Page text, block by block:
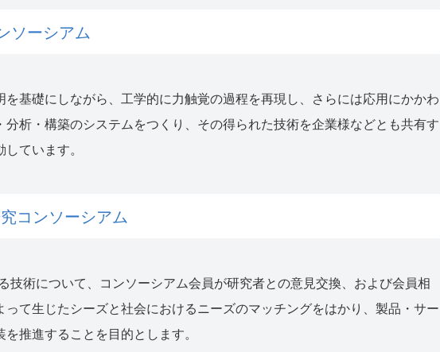
ソーシアム
を基礎にしながら、工学的に力触覚の過程を再現し、さらには応用にかかわ
分析・構築のシステムをつくり、その得られた技術を企業様などとも共有す
ています。
コンソーシアム
技術について、コンソーシアム会員が研究者との意見交換、および会員相
て生じたシーズと社会におけるニーズのマッチングをはかり、製品・サー
推進することを目的とします。